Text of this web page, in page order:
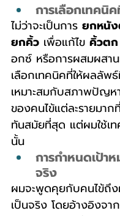
การเลือกเทคนิ
ไม่ว่าจะเป็นการ ยกหนัง
ยกคิ้ว เพื่อแก้ไข คิ้วตก
อกซ์ หรือการผสมผสา
เลือกเทคนิคที่ให้ผลลั
เหมาะสมกับสภาพปัญห
ของคนไข้แต่ละรายมา
ทันสมัยที่สุด แต่ผมใช้เ
นั้น
การกำหนดเป้า
จริง
ผมจะพูดคุยกับคนไข้ถึ
เป็นจริง โดยอ้างอิงจ